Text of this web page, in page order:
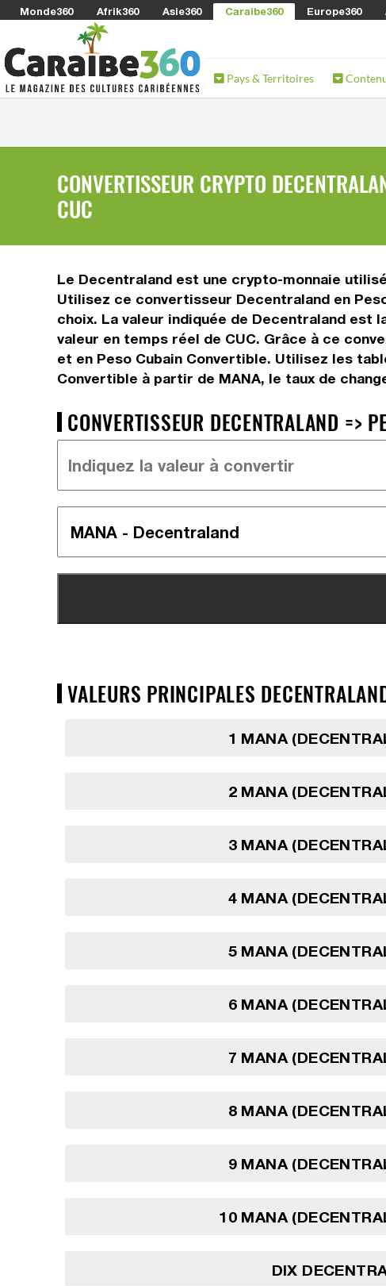
Monde360 Afrik360 Asie360 Caraibe360 Europe360
Pays & Territoires
CONVERTISSEUR CRYPTO
CUC
Le Decentraland est une crypto-monnaie
Utilisez ce convertisseur Decentraland en
choix. La valeur indiquée de Decentraland est
valeur en temps réel de CUC. Grâce à ce
et en Peso Cubain Convertible. Utilisez les
Convertible à partir de MANA, le taux de
CONVERTISSEUR DECENTRALAND =>
VALEURS PRINCIPALES
1 MANA
2 MANA
3 MANA
4 MANA
5 MANA
6 MANA
7 MANA
8 MANA
9 MANA
10 MANA
DIX